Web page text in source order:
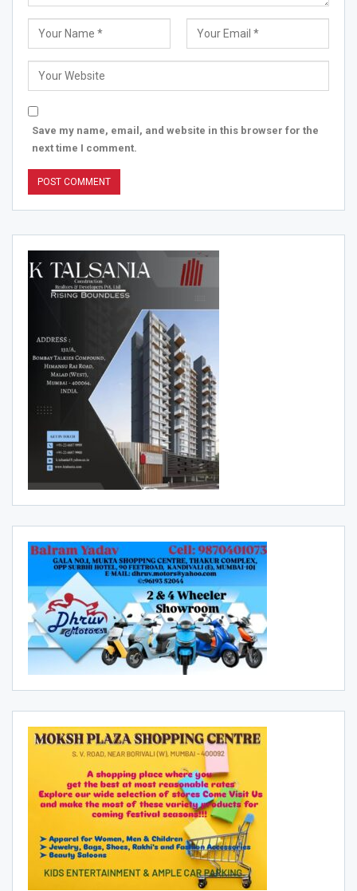
Save my name, email, and website in this browser for the
next time I comment.